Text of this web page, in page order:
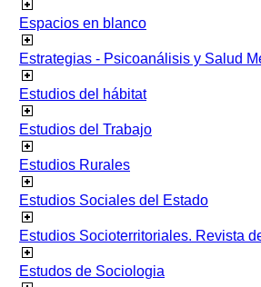
Espacios en blanco
Estrategias - Psicoanálisis y Salud
Estudios del hábitat
Estudios del Trabajo
Estudios Rurales
Estudios Sociales del Estado
Estudios Socioterritoriales. Revista
Estudos de Sociologia